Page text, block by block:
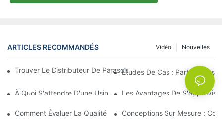
ARTICLES RECOMMANDÉS Nouvelles
Vidéo
Trouver Le Distributeur De Parasols De Plage Idéal Pour Votre
Études De Cas : Partenariats
À Quoi S'attendre D'une Usine De Chaises Longues D'extérieur
Les Avantages De
Comment Évaluer La Qualité D'une Usine De Chaises Longues
Conceptions Sur Mesure :